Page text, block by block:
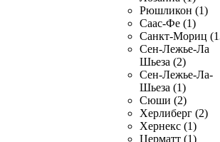
Рюшликон (1)
Саас-Фе (1)
Санкт-Мориц
Сен-Лежье-Ла
Шьеза (2)
Сен-Лежье-Ла-
Шьеза (1)
Сюши (2)
Херлиберг (2)
Хернекс (1)
Церматт (1)